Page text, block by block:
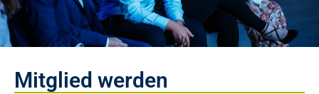
Mitglied werden